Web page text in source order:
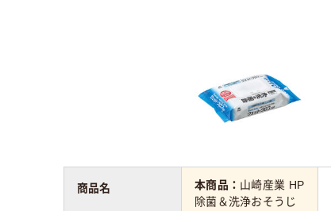
商品名 本商品： 山崎産業 HP
除菌＆洗浄おそうじ